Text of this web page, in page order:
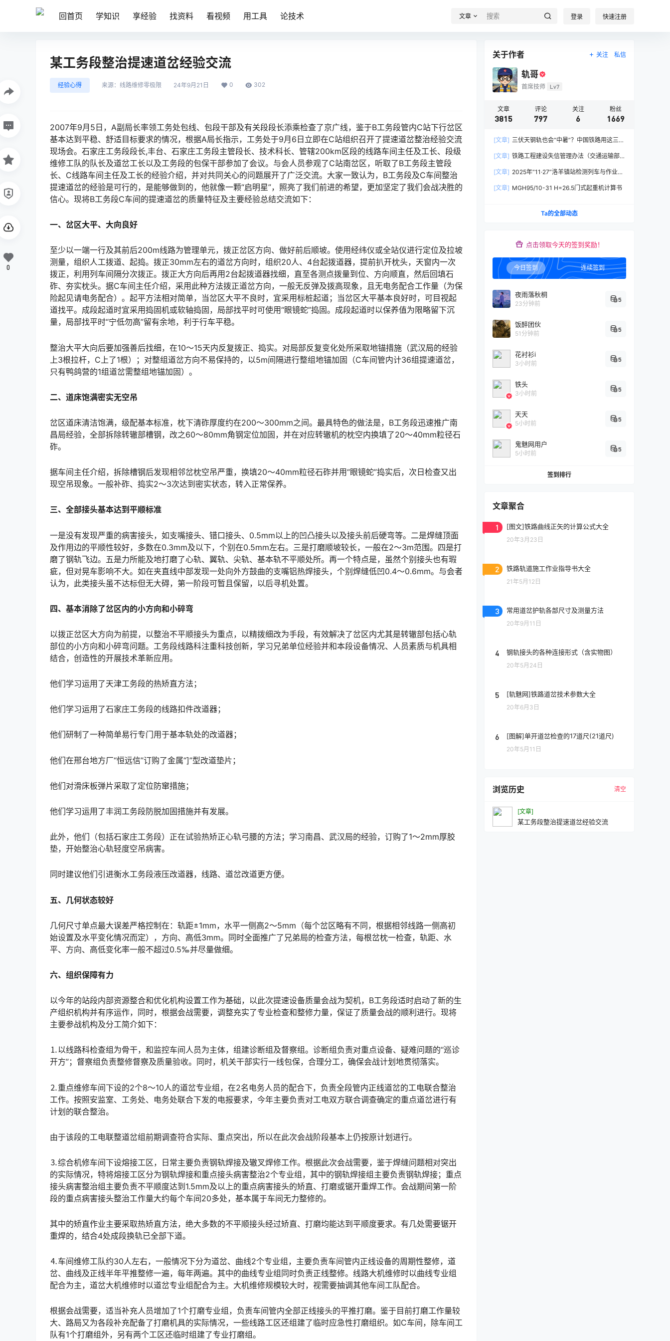
回首页 学知识 享经验 找资料 看视频 用工具 论技术 文章 登录 快速注册
某工务段整治提速道岔经验交流
经验心得 来源： 线路维修零极限 24年9月21日 0 302
2007年9月5日，A副局长率领工务处包线、包段干部及有关段段长添乘检查了京广线，鉴于B工务段管内C站下行岔区
基本达到平稳、舒适目标要求的情况，根据A局长指示，工务处于9月6日立即在C站组织召开了提速道岔整治经验交流
现场会。石家庄工务段段长,丰台、石家庄工务段主管段长、技术科长、管辖200km区段的线路车间主任及工长、段级
维修工队的队长及道岔工长以及工务段的包保干部参加了会议。与会人员参观了C站南岔区，听取了B工务段主管段
长、C线路车间主任及工长的经验介绍，并对共同关心的问题展开了广泛交流。大家一致认为，B工务段及C车间整治
提速道岔的经验是可行的，是能够做到的，他就像一颗“启明星”，照亮了我们前进的希望，更加坚定了我们会战决胜的
信心。现将B工务段C车间的提速道岔的质量特征及主要经验总结交流如下：󠅅󠅃󠄵󠅂󠄪󠇖󠆨󠆨󠇕󠆞󠆒󠅬󠇘󠆭󠆘󠇙󠆝󠅵󠇗󠆭󠆁󠄐󠇗󠅹󠅸󠇖󠆍󠅳󠇖󠅹󠅰󠇖󠆌󠅹
一、岔区大平、大向良好
至少以一端一行及其前后200m线路为管理单元，拨正岔区方向、做好前后顺坡。使用经纬仪或全站仪进行定位及拉坡
测量，组织人工拨道、起捣。拨正30mm左右的道岔方向时，组织20人、4台起拨道器，提前扒开枕头，天窗内一次
拨正，利用列车间隔分次拨正。拨正大方向后再用2台起拨道器找细，直至各测点拨量到位、方向顺直，然后回填石
砟、夯实枕头。据C车间主任介绍，采用此种方法拨正道岔方向，一般无反弹及拨高现象，且无电务配合工作量（为保
险起见请电务配合）。起平方法相对简单，当岔区大平不良时，宜采用标桩起道；当岔区大平基本良好时，可目视起
道找平。成段起道时宜采用捣固机或软轴捣固，局部找平时可使用“眼镜蛇”捣固。成段起道时以保养值为限略留下沉
量，局部找平时“宁低勿高”留有余地，利于行车平稳。󠅅󠅃󠄵󠅂󠄪󠇖󠆨󠆨󠇕󠆞󠆒󠅬󠇘󠆭󠆘󠇙󠆝󠅵󠇗󠆭󠆁󠄐󠇗󠅹󠅸󠇖󠆍󠅳󠇖󠅹󠅰󠇖󠆌󠅹
整治大平大向后要加强善后找细，在10～15天内反复拨正、捣实。对局部反复变化处所采取地锚措施（武汉局的经验
上3根拉杆，C上了1根）；对整组道岔方向不易保持的，以5m间隔进行整组地锚加固（C车间管内计36组提速道岔，
只有鸭鸽营的1组道岔需整组地锚加固）。󠅅󠅃󠄵󠅂󠄪󠇖󠆨󠆨󠇕󠆞󠆒󠅬󠇘󠆭󠆘󠇙󠆝󠅵󠇗󠆭󠆁󠄐󠇗󠅹󠅸󠇖󠆍󠅳󠇖󠅹󠅰󠇖󠆌󠅹
二、道床饱满密实无空吊
岔区道床清洁饱满，级配基本标准，枕下清砟厚度约在200～300mm之间。最具特色的做法是，B工务段迅速推广南
昌局经验，全部拆除转辙部槽钢，改之60～80mm角钢定位加固，并在对应转辙机的枕空内换填了20～40mm粒径石
砟。󠅅󠅃󠄵󠅂󠄪󠇖󠆨󠆨󠇕󠆞󠆒󠅬󠇘󠆭󠆘󠇙󠆝󠅵󠇗󠆭󠆁󠄐󠇗󠅹󠅸󠇖󠆍󠅳󠇖󠅹󠅰󠇖󠆌󠅹
据车间主任介绍，拆除槽钢后发现相邻岔枕空吊严重，换填20～40mm粒径石砟并用“眼镜蛇”捣实后，次日检查又出
现空吊现象。一般补砟、捣实2～3次达到密实状态，转入正常保养。󠅅󠅃󠄵󠅂󠄪󠇖󠆨󠆨󠇕󠆞󠆒󠅬󠇘󠆭󠆘󠇙󠆝󠅵󠇗󠆭󠆁󠄐󠇗󠅹󠅸󠇖󠆍󠅳󠇖󠅹󠅰󠇖󠆌󠅹
三、全部接头基本达到平顺标准
一是没有发现严重的病害接头，如支嘴接头、错口接头、0.5mm以上的凹凸接头以及接头前后硬弯等。二是焊缝顶面
及作用边的平顺性较好，多数在0.3mm及以下，个别在0.5mm左右。三是打磨顺坡较长，一般在2～3m范围。四是打
磨了钢轨飞边。五是力所能及地打磨了心轨、翼轨、尖轨、基本轨不平顺处所。再一个特点是，虽然个别接头也有瑕
疵，但对晃车影响不大。如在夹直线中部发现一处向外方鼓曲的支嘴铝热焊接头，个别焊缝低凹0.4～0.6mm。与会者
认为，此类接头虽不达标但无大碍，第一阶段可暂且保留，以后寻机处置。󠅅󠅃󠄵󠅂󠄪󠇖󠆨󠆨󠇕󠆞󠆒󠅬󠇘󠆭󠆘󠇙󠆝󠅵󠇗󠆭󠆁󠄐󠇗󠅹󠅸󠇖󠆍󠅳󠇖󠅹󠅰󠇖󠆌󠅹
四、基本消除了岔区内的小方向和小碎弯
以拨正岔区大方向为前提，以整治不平顺接头为重点，以精拨细改为手段，有效解决了岔区内尤其是转辙部包括心轨
部位的小方向和小碎弯问题。工务段线路科注重科技创新，学习兄弟单位经验并和本段设备情况、人员素质与机具相
结合，创造性的开展技术革新应用。󠅅󠅃󠄵󠅂󠄪󠇖󠆨󠆨󠇕󠆞󠆒󠅬󠇘󠆭󠆘󠇙󠆝󠅵󠇗󠆭󠆁󠄐󠇗󠅹󠅸󠇖󠆍󠅳󠇖󠅹󠅰󠇖󠆌󠅹
他们学习运用了天津工务段的热矫直方法；
他们学习运用了石家庄工务段的线路扣件改道器；
他们研制了一种简单易行专门用于基本轨处的改道器；
他们在邢台地方厂“恒远信”订购了金属“]”型改道垫片；
他们对滑床板弹片采取了定位防窜措施；
他们学习运用了丰润工务段防脱加固措施并有发展。
此外，他们（包括石家庄工务段）正在试验热矫正心轨弓腰的方法；学习南昌、武汉局的经验，订购了1～2mm厚胶
垫，开始整治心轨轻度空吊病害。
同时建议他们引进衡水工务段液压改道器，线路、道岔改道更方便。
五、几何状态较好
几何尺寸单点最大误差严格控制在：轨距±1mm，水平一侧高2～5mm（每个岔区略有不同，根据相邻线路一侧高初
始设置及水平变化情况而定），方向、高低3mm。同时全面推广了兄弟局的检查方法，每根岔枕一检查，轨距、水
平、方向、高低变化率一般不超过0.5‰并尽量做细。󠅅󠅃󠄵󠅂󠄪󠇖󠆨󠆨󠇕󠆞󠆒󠅬󠇘󠆭󠆘󠇙󠆝󠅵󠇗󠆭󠆁󠄐󠇗󠅹󠅸󠇖󠆍󠅳󠇖󠅹󠅰󠇖󠆌󠅹
六、组织保障有力
以今年的站段内部资源整合和优化机构设置工作为基础，以此次提速设备质量会战为契机，B工务段适时启动了新的生
产组织机构并有序运作，同时，根据会战需要，调整充实了专业检查和整修力量，保证了质量会战的顺利进行。现将
主要参战机构及分工简介如下：󠅅󠅃󠄵󠅂󠄪󠇖󠆨󠆨󠇕󠆞󠆒󠅬󠇘󠆭󠆘󠇙󠆝󠅵󠇗󠆭󠆁󠄐󠇗󠅹󠅸󠇖󠆍󠅳󠇖󠅹󠅰󠇖󠆌󠅹
⒈以线路科检查组为骨干，和监控车间人员为主体，组建诊断组及督察组。诊断组负责对重点设备、疑难问题的“巡诊
开方”；督察组负责整修督察及质量验收。同时，机关干部实行一线包保，合理分工，确保会战计划地贯彻落实。󠅅󠅃󠄵󠅂󠄪󠇖󠆨󠆨󠇕󠆞󠆒󠅬󠇘󠆭󠆘󠇙󠆝󠅵󠇗󠆭󠆁󠄐󠇗󠅹󠅸󠇖󠆍󠅳󠇖󠅹󠅰󠇖󠆌󠅹
⒉重点维修车间下设的2个8～10人的道岔专业组，在2名电务人员的配合下，负责全段管内正线道岔的工电联合整治
工作。按照安监室、工务处、电务处联合下发的电报要求，今年主要负责对工电双方联合调查确定的重点道岔进行有
计划的联合整治。󠅅󠅃󠄵󠅂󠄪󠇖󠆨󠆨󠇕󠆞󠆒󠅬󠇘󠆭󠆘󠇙󠆝󠅵󠇗󠆭󠆁󠄐󠇗󠅹󠅸󠇖󠆍󠅳󠇖󠅹󠅰󠇖󠆌󠅹
由于该段的工电联整道岔组前期调查符合实际、重点突出，所以在此次会战阶段基本上仍按原计划进行。
⒊综合机修车间下设熔接工区，日常主要负责钢轨焊接及辙叉焊修工作。根据此次会战需要，鉴于焊缝问题相对突出
的实际情况，特将熔接工区分为钢轨焊接和重点接头病害整治2个专业组，其中的钢轨焊接组主要负责钢轨焊接；重点
接头病害整治组主要负责不平顺度达到1.5mm及以上的重点病害接头的矫直、打磨或锯开重焊工作。会战期间第一阶
段的重点病害接头整治工作量大约每个车间20多处，基本属于车间无力整修的。󠅅󠅃󠄵󠅂󠄪󠇖󠆨󠆨󠇕󠆞󠆒󠅬󠇘󠆭󠆘󠇙󠆝󠅵󠇗󠆭󠆁󠄐󠇗󠅹󠅸󠇖󠆍󠅳󠇖󠅹󠅰󠇖󠆌󠅹
其中的矫直作业主要采取热矫直方法，绝大多数的不平顺接头经过矫直、打磨均能达到平顺度要求。有几处需要锯开
重焊的，结合4处成段换轨已全部下道。
⒋车间维修工队约30人左右，一般情况下分为道岔、曲线2个专业组，主要负责车间管内正线设备的周期性整修，道
岔、曲线及正线半年平推整修一遍，每年两遍。其中的曲线专业组同时负责正线整修。线路大机维修时以曲线专业组
配合为主，道岔大机维修时以道岔专业组配合为主。大机维修规模较大时，视需要抽调其他车间工队配合。󠅅󠅃󠄵󠅂󠄪󠇖󠆨󠆨󠇕󠆞󠆒󠅬󠇘󠆭󠆘󠇙󠆝󠅵󠇗󠆭󠆁󠄐󠇗󠅹󠅸󠇖󠆍󠅳󠇖󠅹󠅰󠇖󠆌󠅹
根据会战需要，适当补充人员增加了1个打磨专业组，负责车间管内全部正线接头的平推打磨。鉴于目前打磨工作量较
大、路局又为各段补充配备了打磨机具的实际情况，一些线路工区还组建了临时应急性打磨组织。如C车间，除车间工
队有1个打磨组外，另有两个工区还临时组建了专业打磨组。󠅅󠅃󠄵󠅂󠄪󠇖󠆨󠆨󠇕󠆞󠆒󠅬󠇘󠆭󠆘󠇙󠆝󠅵󠇗󠆭󠆁󠄐󠇗󠅹󠅸󠇖󠆍󠅳󠇖󠅹󠅰󠇖󠆌󠅹
0
关于作者 关注 私信
轨哥
首席技师 Lv7
文章
3815
评论
797
关注
6
粉丝
1669
[文章] 三伏天钢轨也会“中暑”？中国铁路用这三招
[文章] 铁路工程建设失信管理办法（交通运输部
[文章] 2025年“11·27”洛羊镇站检测列车与作业人
[文章] MGH95/10-31 H=26.5门式起重机计算书
Ta的全部动态
点击领取今天的签到奖励！
今日签到 连续签到
夜雨落秋桐
23分钟前
5
饭醉团伙
51分钟前
5
花衬衫i
3小时前
5
铁头
3小时前
5
天天
5小时前
5
鬼魅网用户
5小时前
5
签到排行
文章聚合
1 [图文]铁路曲线正矢的计算公式大全
20年3月23日
2 铁路轨道施工作业指导书大全
21年5月12日
3 常用道岔护轨各部尺寸及测量方法
20年9月11日
4 钢轨接头的各种连接形式（含实物图）
20年5月24日
5 [轨魅网]铁路道岔技术参数大全
20年6月3日
6 [图解]单开道岔检查的17道尺(21道尺)
20年5月11日
浏览历史 清空
[文章]
某工务段整治提速道岔经验交流